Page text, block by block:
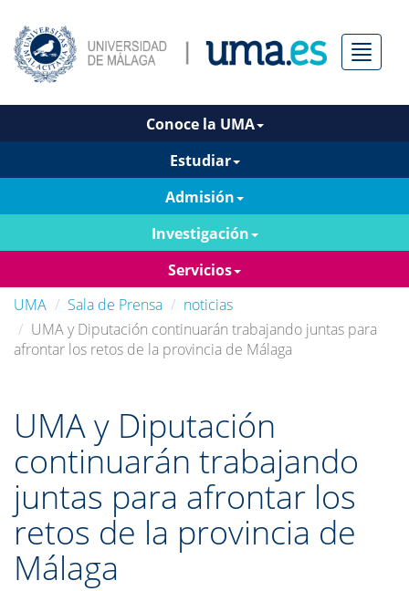
Menú
Conoce la UMA
Estudiar
Admisión
Investigación
Servicios
UMA
Sala de Prensa
noticias
UMA y Diputación continuarán trabajando juntas para
afrontar los retos de la provincia de Málaga
UMA y Diputación
continuarán trabajando
juntas para afrontar los
retos de la provincia de
Málaga